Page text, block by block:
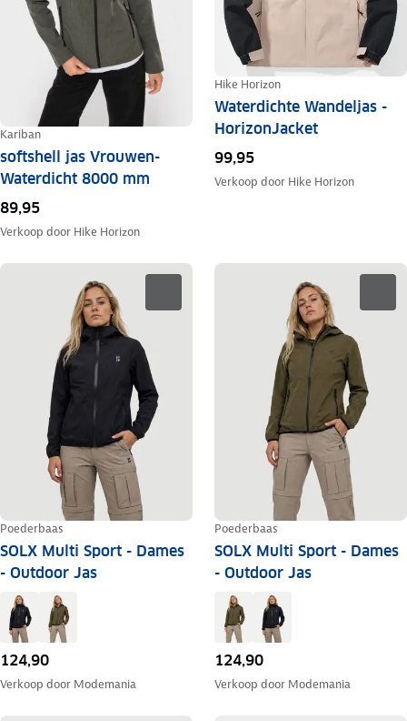
Kariban
softshell jas Vrouwen-
Waterdicht 8000 mm
89,95
Verkoop door Hike Horizon
Hike Horizon
Waterdichte Wandeljas -
HorizonJacket
99,95
Verkoop door Hike Horizon
Poederbaas
SOLX Multi Sport - Dames
- Outdoor Jas
124,90
Verkoop door Modemania
Poederbaas
SOLX Multi Sport - Dames
- Outdoor Jas
124,90
Verkoop door Modemania